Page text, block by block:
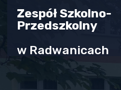
Zespół Szkolno-
Przedszkolny
w Radwanicach